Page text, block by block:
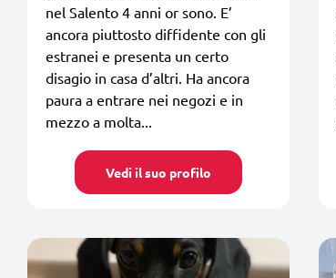
nel Salento 4 anni or sono. E’
ancora piuttosto diffidente con gli
estranei e presenta un certo
disagio in casa d’altri. Ha ancora
paura a entrare nei negozi e in
mezzo a molta...
Vedi il suo profilo